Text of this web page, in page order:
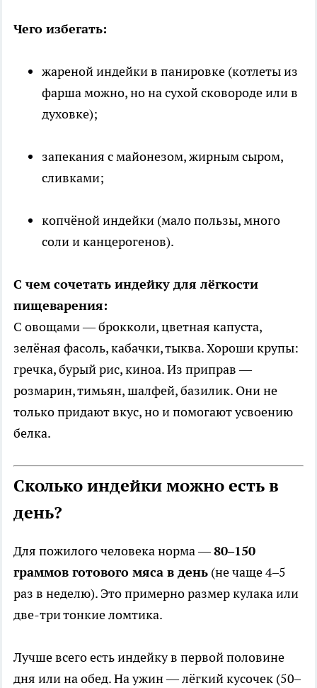
Чего избегать:
жареной индейки в панировке (котлеты из
фарша можно, но на сухой сковороде или в
духовке);
запекания с майонезом, жирным сыром,
сливками;
копчёной индейки (мало пользы, много
соли и канцерогенов).
С чем сочетать индейку для лёгкости
пищеварения:
С овощами — брокколи, цветная капуста,
зелёная фасоль, кабачки, тыква. Хороши крупы:
гречка, бурый рис, киноа. Из приправ —
розмарин, тимьян, шалфей, базилик. Они не
только придают вкус, но и помогают усвоению
белка.
Сколько индейки можно есть в
день?
Для пожилого человека норма —80–150
граммов готового мяса в день (не чаще 4–5
раз в неделю). Это примерно размер кулака или
две-три тонкие ломтика.
Лучше всего есть индейку в первой половине
дня или на обед. На ужин — лёгкий кусочек (50–